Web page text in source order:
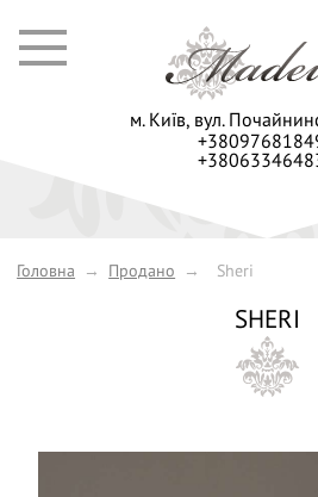
м. Київ, вул.
Головна → Продано → Sheri
SHERI